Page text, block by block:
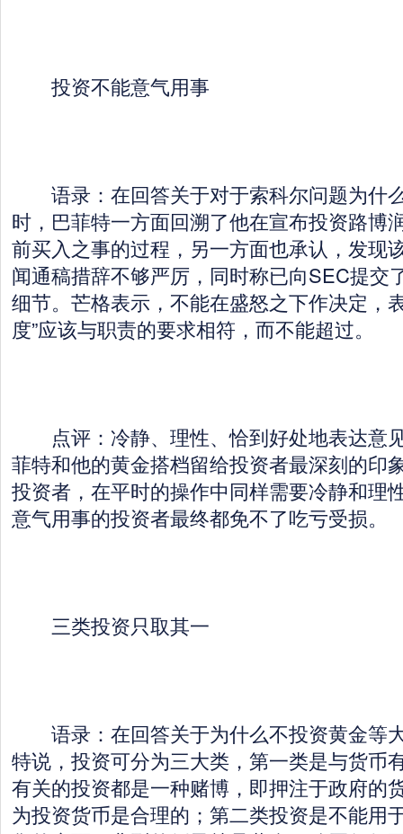
投资不能意气用事
语录：在回答关于对于索科尔问题为什么
时，巴菲特一方面回溯了他在宣布投资路博
前买入之事的过程，另一方面也承认，发现
闻通稿措辞不够严厉，同时称已向SEC提交
细节。芒格表示，不能在盛怒之下作决定，
度”应该与职责的要求相符，而不能超过。
点评：冷静、理性、恰到好处地表达意
菲特和他的黄金搭档留给投资者最深刻的印
投资者，在平时的操作中同样需要冷静和理
意气用事的投资者最终都免不了吃亏受损。
三类投资只取其一
语录：在回答关于为什么不投资黄金等
特说，投资可分为三大类，第一类是与货币
有关的投资都是一种赌博，即押注于政府的
为投资货币是合理的；第二类投资是不能用